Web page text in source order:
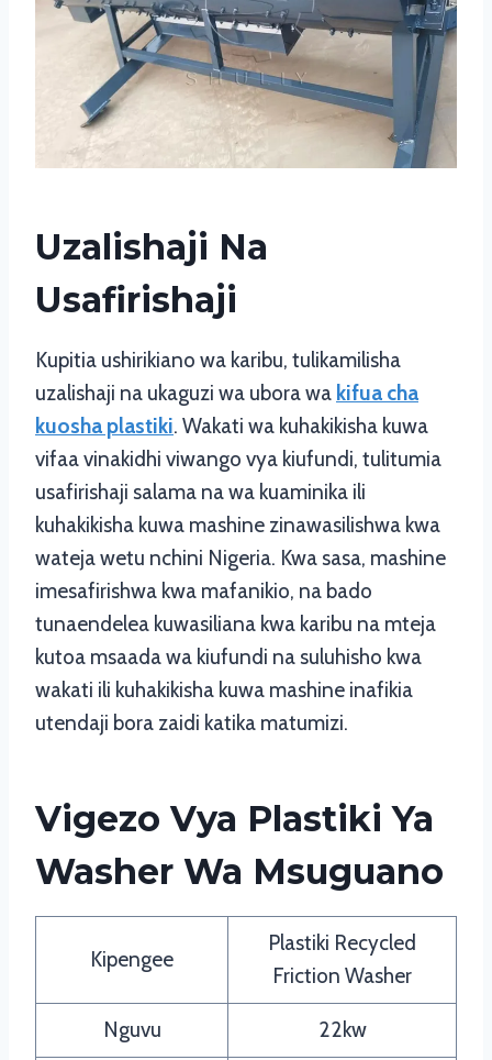
Uzalishaji Na
Usafirishaji
Kupitia ushirikiano wa karibu, tulikamilisha
uzalishaji na ukaguzi wa ubora wa kifua cha
kuosha plastiki. Wakati wa kuhakikisha kuwa
vifaa vinakidhi viwango vya kiufundi, tulitumia
usafirishaji salama na wa kuaminika ili
kuhakikisha kuwa mashine zinawasilishwa kwa
wateja wetu nchini Nigeria. Kwa sasa, mashine
imesafirishwa kwa mafanikio, na bado
tunaendelea kuwasiliana kwa karibu na mteja
kutoa msaada wa kiufundi na suluhisho kwa
wakati ili kuhakikisha kuwa mashine inafikia
utendaji bora zaidi katika matumizi.
Vigezo Vya Plastiki Ya
Washer Wa Msuguano
Kipengee
Plastiki Recycled
Friction Washer
Nguvu 22kw